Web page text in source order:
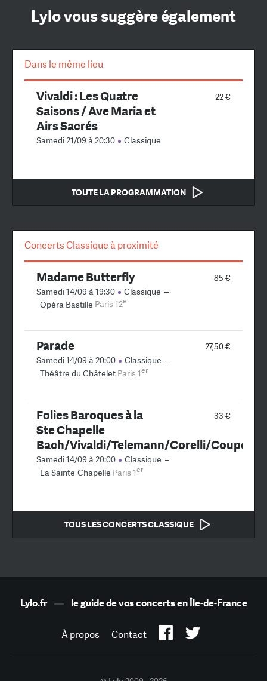
Lylo vous suggère également
Dans le même lieu
22 €
Vivaldi : Les Quatre
Saisons / Ave Maria et
Airs Sacrés
Samedi 21/09 à 20:30 Classique
TOUTE LA PROGRAMMATION
Concerts Classique à proximité
85 €
Madame Butterfly
Samedi 14/09 à 19:30 Classique –
Opéra Bastille Paris 12e
27,50 €
Parade
Samedi 14/09 à 20:00 Classique –
Théâtre du Châtelet Paris 1er
33 €
Folies Baroques à la
Ste Chapelle
Bach/Vivaldi/Telemann/Corelli/Coupe
Samedi 14/09 à 20:00 Classique –
La Sainte-Chapelle Paris 1er
TOUS LES CONCERTS CLASSIQUE
Lylo.fr— le guide de vos concerts en Île-de-France
À propos Contact